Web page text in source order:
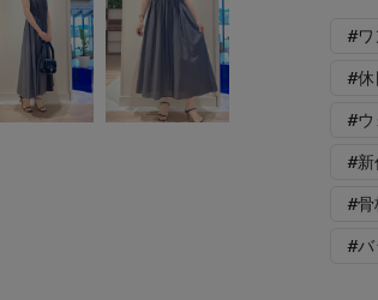
#ワ
#休
#
#新
#
#バ